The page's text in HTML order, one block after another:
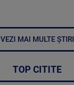
VEZI MAI MULTE ȘTIRI
TOP CITITE